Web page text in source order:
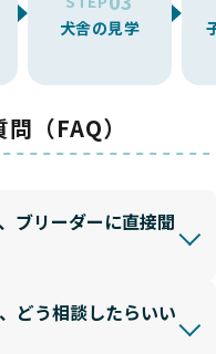
犬舎の見学
（FAQ）
ブリーダーに直接聞
どう相談したらいい